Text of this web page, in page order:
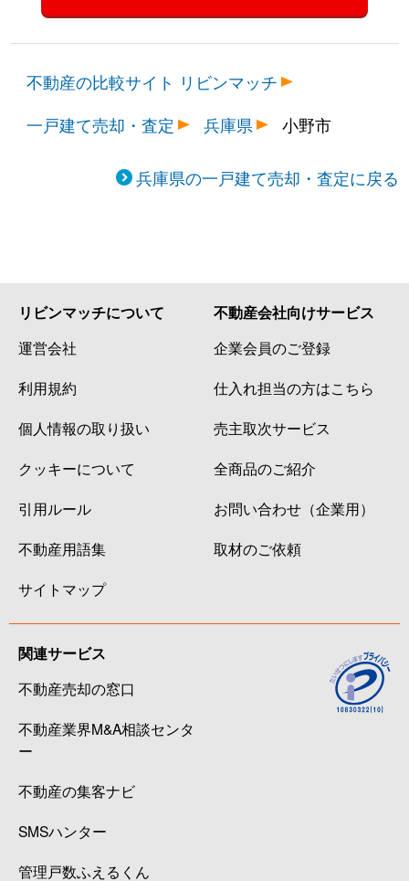
不動産の比較サイト リビンマッチ
一戸建て売却・査定
兵庫県 小野市
兵庫県の一戸建て売却・査定に戻る
リビンマッチについて
運営会社
利用規約
個人情報の取り扱い
クッキーについて
引用ルール
不動産用語集
サイトマップ
不動産会社向けサービス
企業会員のご登録
仕入れ担当の方はこちら
売主取次サービス
全商品のご紹介
お問い合わせ（企業用）
取材のご依頼
関連サービス
不動産売却の窓口
不動産業界M&A相談センタ
ー
不動産の集客ナビ
SMSハンター
管理戸数ふえるくん